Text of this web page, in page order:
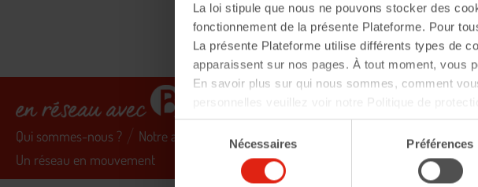
La loi stipule que nous ne pouvons stocker des
fonctionnement de la présente Plateforme. Pour
La présente Plateforme utilise différents types de
apparaissent sur nos pages. À tout moment, vous
En savoir plus sur qui nous sommes, comment
personnelles veuillez voir notre Politique de
consentement
Nécessaires Préférences
Qui sommes-nous ? Notre ambition sociétale
Les 5 valeurs BATIGERE
Un réseau en mouvement